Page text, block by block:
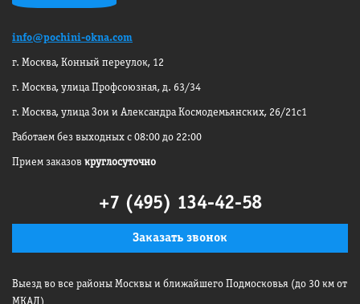
info@pochini-okna.com
г. Москва, Конный переулок, 12
г. Москва, улица Профсоюзная, д. 63/34
г. Москва, улица Зои и Александра Космодемьянских, 26/21с1
Работаем без выходных с 08:00 до 22:00
Прием заказов круглосуточно
+7 (495) 134-42-58
Заказать звонок
Выезд во все районы Москвы и ближайшего Подмосковья (до 30 км от
МКАД)